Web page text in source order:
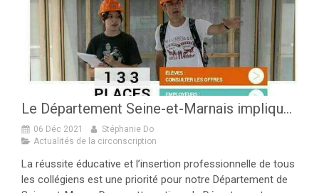
Le Département Seine-et-Marnais impliqué auprès de nos jeunes !
06 Déc 2021
Stéphanie Do
Actualités de la circonscription
La réussite éducative et l’insertion professionnelle de tous
les collégiens est une priorité pour notre Département de